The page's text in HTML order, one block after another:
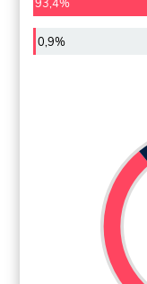
93,4%
0,9%